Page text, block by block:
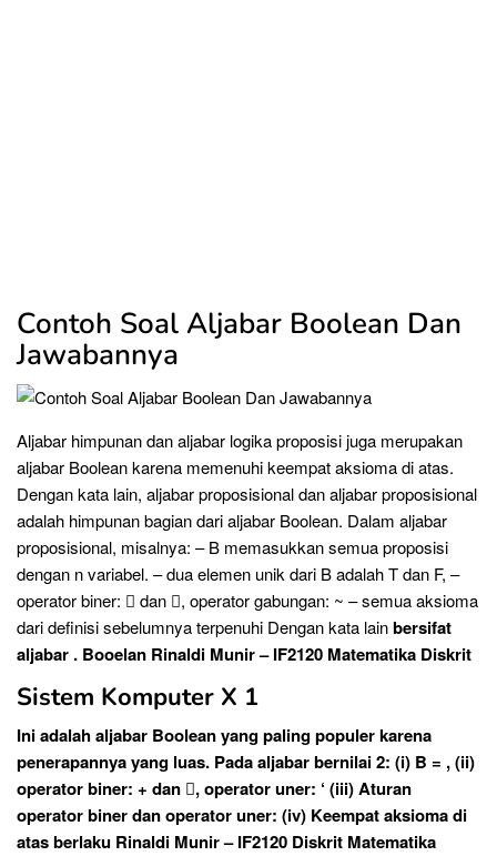
Contoh Soal Aljabar Boolean Dan
Jawabannya
Aljabar himpunan dan aljabar logika proposisi juga merupakan
aljabar Boolean karena memenuhi keempat aksioma di atas.
Dengan kata lain, aljabar proposisional dan aljabar proposisional
adalah himpunan bagian dari aljabar Boolean. Dalam aljabar
proposisional, misalnya: – B memasukkan semua proposisi
dengan n variabel. – dua elemen unik dari B adalah T dan F, –
operator biner:  dan , operator gabungan: ~ – semua aksioma
dari definisi sebelumnya terpenuhi Dengan kata lainbersifat
aljabar . Booelan Rinaldi Munir – IF2120 Matematika Diskrit
Sistem Komputer X 1
Ini adalah aljabar Boolean yang paling populer karena
penerapannya yang luas. Pada aljabar bernilai 2: (i) B = , (ii)
operator biner: + dan , operator uner: ‘ (iii) Aturan
operator biner dan operator uner: (iv) Keempat aksioma di
atas berlaku Rinaldi Munir – IF2120 Diskrit Matematika